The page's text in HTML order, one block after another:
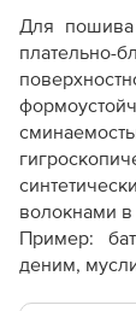
Для пошива
волокнами в
Пример:
деним,